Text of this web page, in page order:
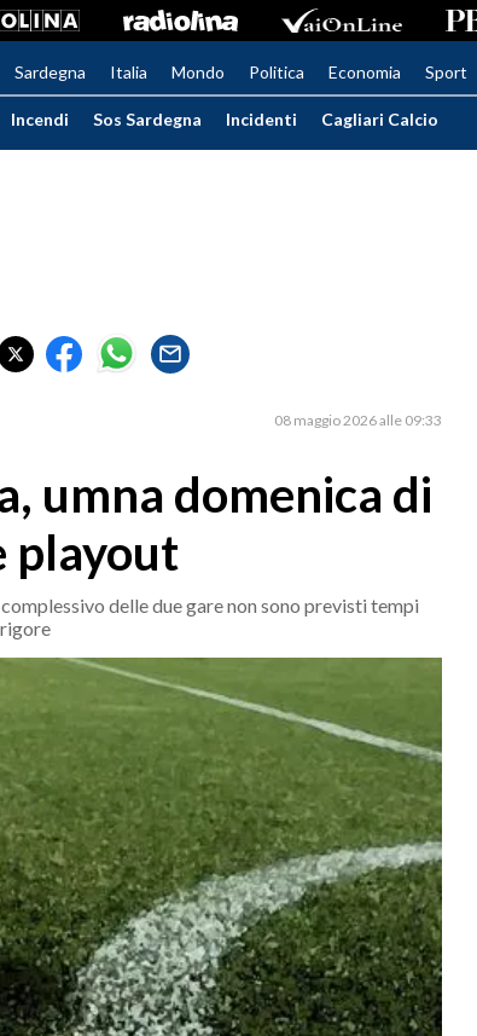
Sardegna Italia Mondo Politica Economia Sport
Incendi Sos Sardegna Incidenti Cagliari Calcio
08 maggio 2026 alle 09:33
umna domenica di
playout
delle due gare non sono previsti tempi